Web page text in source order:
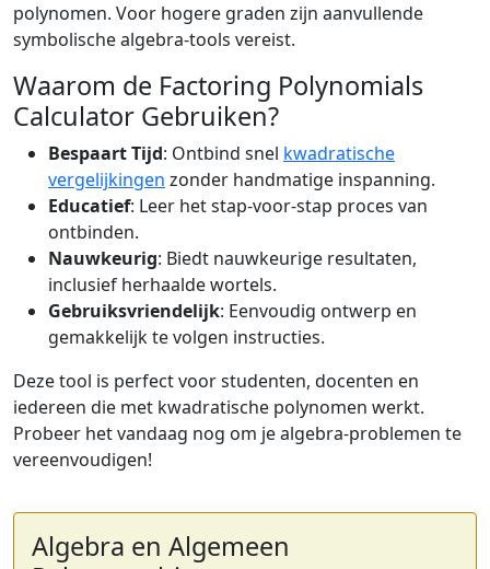
polynomen. Voor hogere graden zijn aanvullende
symbolische algebra-tools vereist.
Waarom de Factoring Polynomials
Calculator Gebruiken?
Bespaart Tijd: Ontbind snel kwadratische
vergelijkingen zonder handmatige inspanning.
Educatief: Leer het stap-voor-stap proces van
ontbinden.
Nauwkeurig: Biedt nauwkeurige resultaten,
inclusief herhaalde wortels.
Gebruiksvriendelijk: Eenvoudig ontwerp en
gemakkelijk te volgen instructies.
Deze tool is perfect voor studenten, docenten en
iedereen die met kwadratische polynomen werkt.
Probeer het vandaag nog om je algebra-problemen te
vereenvoudigen!
Algebra en Algemeen